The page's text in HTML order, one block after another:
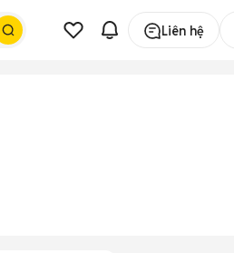
Liên hệ